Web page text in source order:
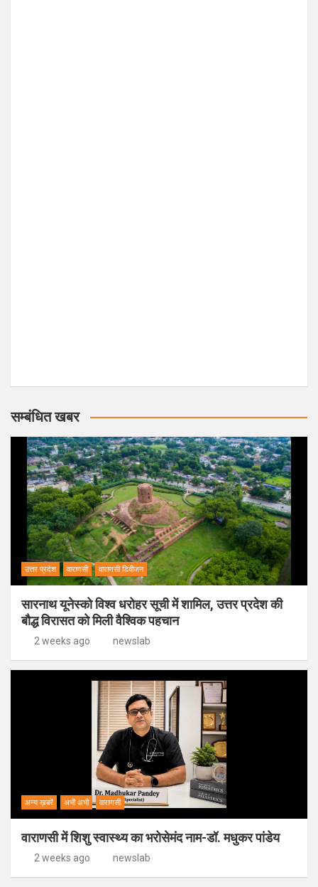
सम्बंधित खबर
उत्तर प्रदेश वाराणसी वाराणसी डिवीजन
सारनाथ यूनेस्को विश्व धरोहर सूची में शामिल, उत्तर प्रदेश की
बौद्ध विरासत को मिली वैश्विक पहचान
2 weeks ago newslab
अन्य ख़बरें अभी अभी वाराणसी
वाराणसी में शिशु स्वास्थ्य का भरोसेमंद नाम-डॉ. मधुकर पांडेय
2 weeks ago newslab